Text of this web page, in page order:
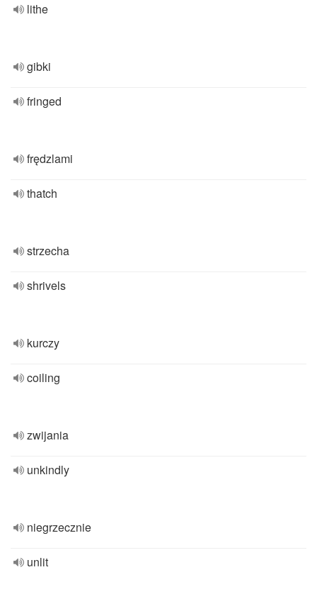
lithe
gibki
fringed
frędzlami
thatch
strzecha
shrivels
kurczy
coiling
zwijania
unkindly
niegrzecznie
unlit